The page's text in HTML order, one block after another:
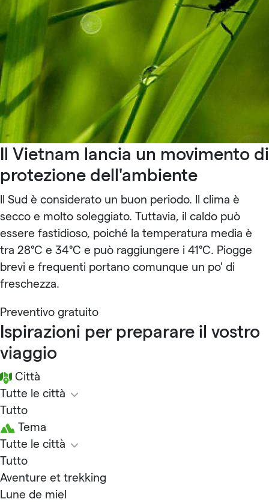
Il Vietnam lancia un movimento di
protezione dell'ambiente
Il Sud è considerato un buon periodo. Il clima è
secco e molto soleggiato. Tuttavia, il caldo può
essere fastidioso, poiché la temperatura media è
tra 28°C e 34°C e può raggiungere i 41°C. Piogge
brevi e frequenti portano comunque un po' di
freschezza.
Preventivo gratuito
Ispirazioni per preparare il vostro
viaggio
Città
Tutte le città
Tutto
Tema
Tutte le città
Tutto
Aventure et trekking
Lune de miel